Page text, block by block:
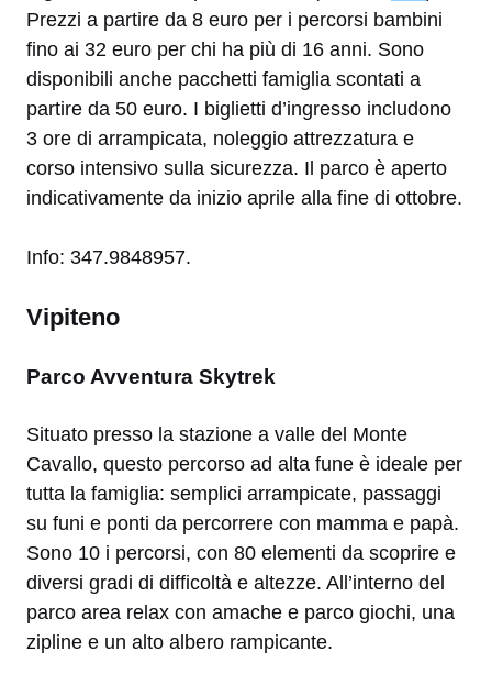
Prezzi a partire da 8 euro per i percorsi bambini
fino ai 32 euro per chi ha più di 16 anni. Sono
disponibili anche pacchetti famiglia scontati a
partire da 50 euro. I biglietti d’ingresso includono
3 ore di arrampicata, noleggio attrezzatura e
corso intensivo sulla sicurezza. Il parco è aperto
indicativamente da inizio aprile alla fine di ottobre.
Info: 347.9848957.
Vipiteno
Parco Avventura Skytrek
Situato presso la stazione a valle del Monte
Cavallo, questo percorso ad alta fune è ideale per
tutta la famiglia: semplici arrampicate, passaggi
su funi e ponti da percorrere con mamma e papà.
Sono 10 i percorsi, con 80 elementi da scoprire e
diversi gradi di difficoltà e altezze. All’interno del
parco area relax con amache e parco giochi, una
zipline e un alto albero rampicante.